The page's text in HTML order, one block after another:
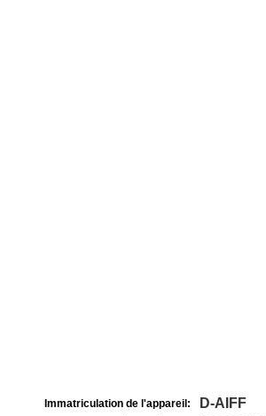
Immatriculation de l'appareil: D-AIFF